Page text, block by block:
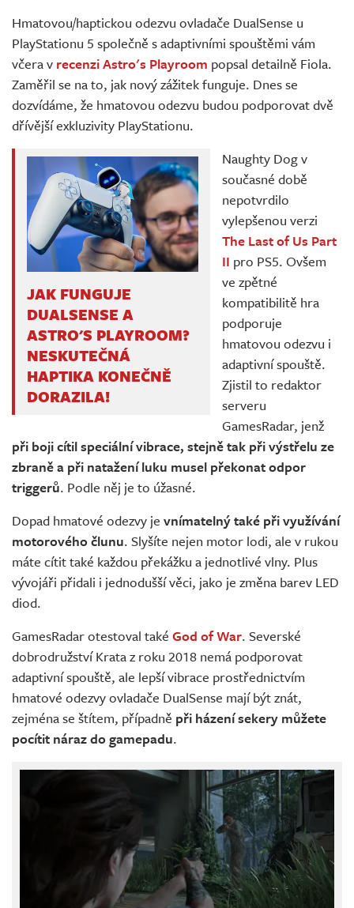
Živě
Hmatovou/haptickou odezvu ovladače DualSense u
PlayStationu 5 společně s adaptivními spouštěmi vám
včera v recenzi Astro's Playroom popsal detailně Fiola.
Zaměřil se na to, jak nový zážitek funguje. Dnes se
dozvídáme, že hmatovou odezvu budou podporovat dvě
dřívější exkluzivity PlayStationu.
JAK FUNGUJE
DUALSENSE A
ASTRO'S PLAYROOM?
NESKUTEČNÁ
HAPTIKA KONEČNĚ
DORAZILA!
Naughty Dog v
současné době
nepotvrdilo
vylepšenou verzi
The Last of Us Part
II pro PS5. Ovšem
ve zpětné
kompatibilitě hra
podporuje
hmatovou odezvu i
adaptivní spouště.
Zjistil to redaktor
serveru
GamesRadar, jenž
při boji cítil speciální vibrace, stejně tak při výstřelu ze
zbraně a při natažení luku musel překonat odpor
triggerů. Podle něj je to úžasné.
Dopad hmatové odezvy je vnímatelný také při využívání
motorového člunu. Slyšíte nejen motor lodi, ale v rukou
máte cítit také každou překážku a jednotlivé vlny. Plus
vývojáři přidali i jednodušší věci, jako je změna barev LED
diod.
GamesRadar otestoval také God of War. Severské
dobrodružství Krata z roku 2018 nemá podporovat
adaptivní spouště, ale lepší vibrace prostřednictvím
hmatové odezvy ovladače DualSense mají být znát,
zejména se štítem, případně při házení sekery můžete
pocítit náraz do gamepadu.